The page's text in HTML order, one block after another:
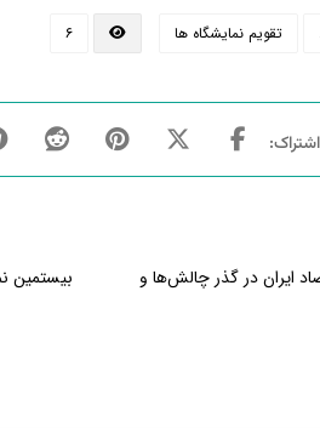
تقویم نمایشگاه ها ۶
ایران در گذر چالش‌ها و
بیستمین